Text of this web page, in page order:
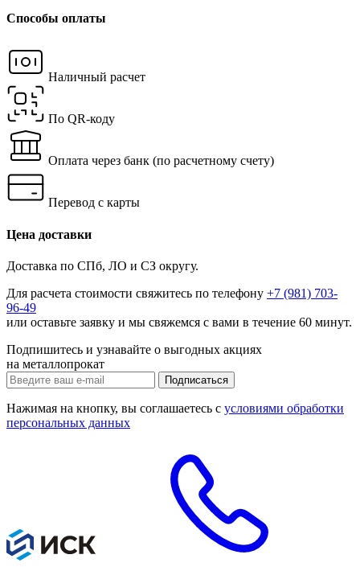
Способы оплаты
Наличный расчет
По QR-коду
Оплата через банк (по расчетному счету)
Перевод с карты
Цена доставки
Доставка по СПб, ЛО и СЗ округу.
Для расчета стоимости свяжитесь по телефону +7 (981) 703-
96-49
или оставьте заявку и мы свяжемся с вами в течение 60 минут.
Подпишитесь и узнавайте о выгодных акциях
на металлопрокат
Нажимая на кнопку, вы соглашаетесь с условиями обработки
персональных данных